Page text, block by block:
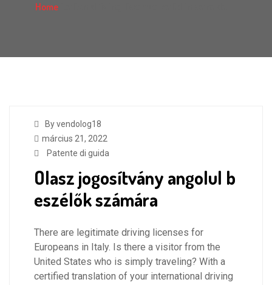
Home
By vendolog18
március 21, 2022
Patente di guida
Olasz jogosítvány angolul b
eszélők számára
There are legitimate driving licenses for
Europeans in Italy. Is there a visitor from the
United States who is simply traveling? With a
certified translation of your international driving